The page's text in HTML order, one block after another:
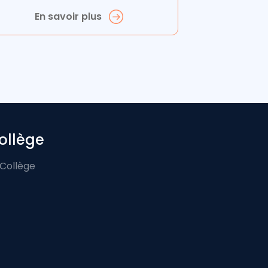
En savoir plus